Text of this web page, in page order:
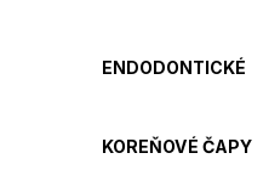
ENDODONTICKÉ
KOREŇOVÉ ČAPY